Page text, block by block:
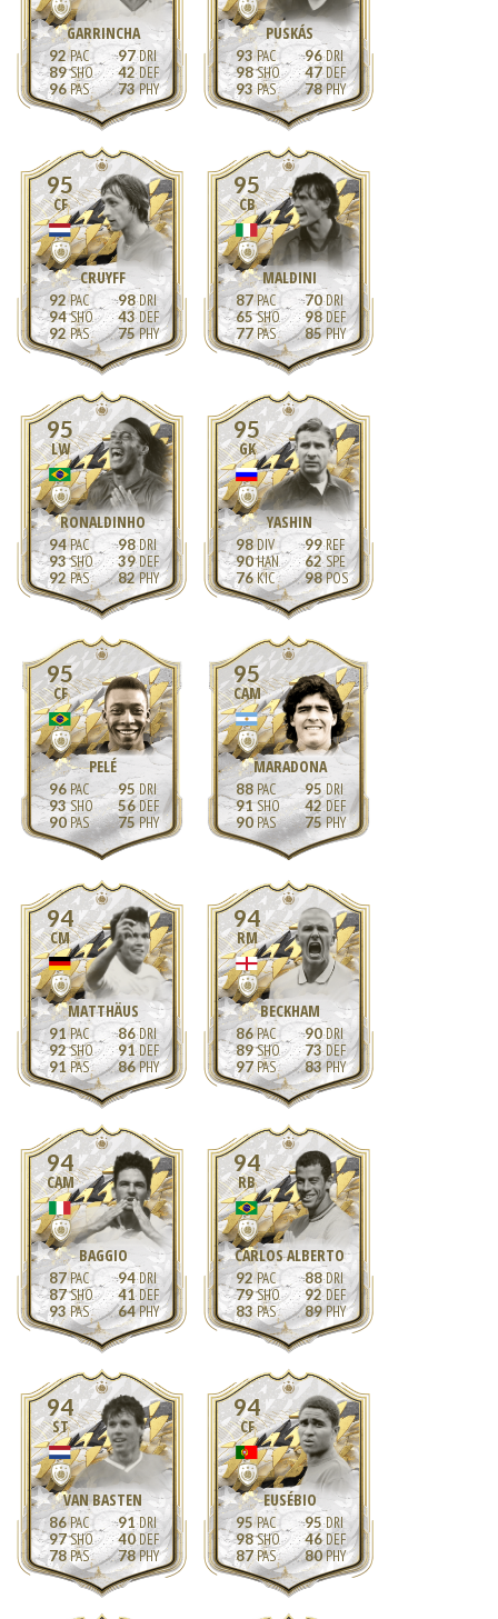
GARRINCHA
92
89
96
97
42
73
PUSKÁS
93
98
93
96
47
78
95
CF
CRUYFF
92
94
92
98
43
75
95
CB
MALDINI
87
65
77
70
98
85
95
LW
RONALDINHO
94
93
92
98
39
82
95
GK
YASHIN
98
90
76
99
62
98
95
CF
PELÉ
96
93
90
95
56
75
95
CAM
MARADONA
88
91
90
95
42
75
94
CM
MATTHÄUS
91
92
91
86
91
86
94
RM
BECKHAM
86
89
97
90
73
83
94
CAM
BAGGIO
87
87
93
94
41
64
94
RB
CARLOS ALBERTO
92
79
83
88
92
89
94
ST
VAN BASTEN
86
97
78
91
40
78
94
CF
EUSÉBIO
95
98
87
95
46
80